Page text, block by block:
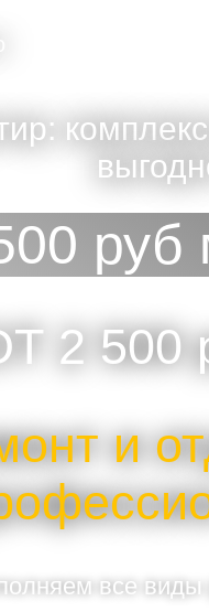
руб
2 500
и
все виды